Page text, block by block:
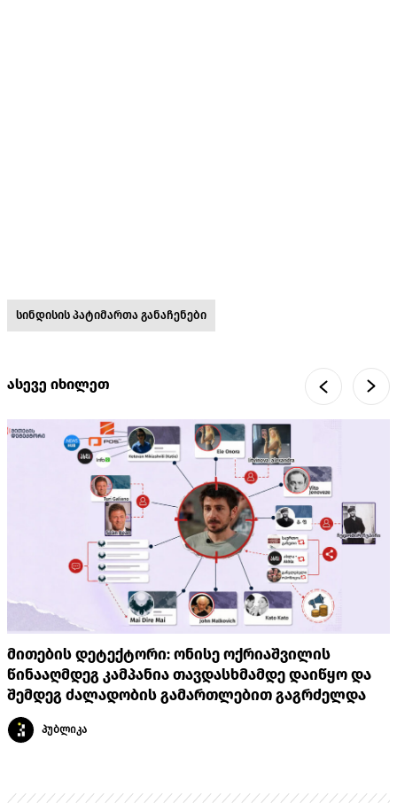
სინდისის პატიმართა განაჩენები
ასევე იხილეთ
მითების დეტექტორი: ონისე ოქრიაშვილის
წინააღმდეგ კამპანია თავდასხმამდე დაიწყო და
შემდეგ ძალადობის გამართლებით გაგრძელდა
პუბლიკა